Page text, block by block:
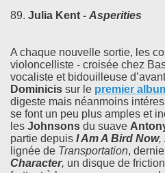
89. Julia Kent - Asperities
A chaque nouvelle sortie, les
violoncelliste - croisée chez
vocaliste et bidouilleuse
Dominicis sur le premier
digeste mais néanmoins
se font un peu plus amples et
les Johnsons du suave
partie depuis I Am A Bird Now,
lignée de Transportation,
Character, un disque de